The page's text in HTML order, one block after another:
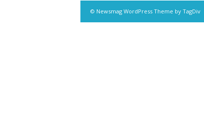
© Newsmag WordPress Theme by TagDiv